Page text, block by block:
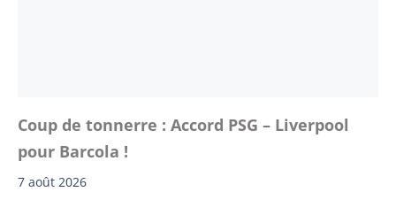
Coup de tonnerre : Accord PSG – Liverpool
pour Barcola !
7 août 2026